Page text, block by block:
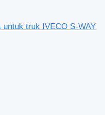
untuk truk IVECO S-WAY